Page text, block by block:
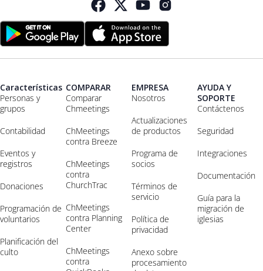
Características
Personas y
grupos
Contabilidad
Eventos y
registros
Donaciones
Programación de
voluntarios
Planificación del
culto
COMPARAR
Comparar
Chmeetings
ChMeetings
contra Breeze
ChMeetings
contra
ChurchTrac
ChMeetings
contra Planning
Center
ChMeetings
contra
EMPRESA
Nosotros
Actualizaciones
de productos
Programa de
socios
Términos de
servicio
Política de
privacidad
Anexo sobre
procesamiento
AYUDA Y
SOPORTE
Contáctenos
Seguridad
Integraciones
Documentación
Guía para la
migración de
iglesias